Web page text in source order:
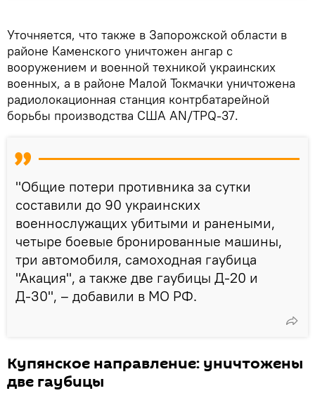
Уточняется, что также в Запорожской области в
районе Каменского уничтожен ангар с
вооружением и военной техникой украинских
военных, а в районе Малой Токмачки уничтожена
радиолокационная станция контрбатарейной
борьбы производства США AN/ТPQ-37.
"Общие потери противника за сутки
составили до 90 украинских
военнослужащих убитыми и ранеными,
четыре боевые бронированные машины,
три автомобиля, самоходная гаубица
"Акация", а также две гаубицы Д-20 и
Д-30", – добавили в МО РФ.
Купянское направление: уничтожены
две гаубицы